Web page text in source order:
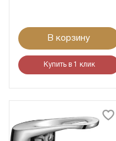
В корзину
Купить в 1 клик